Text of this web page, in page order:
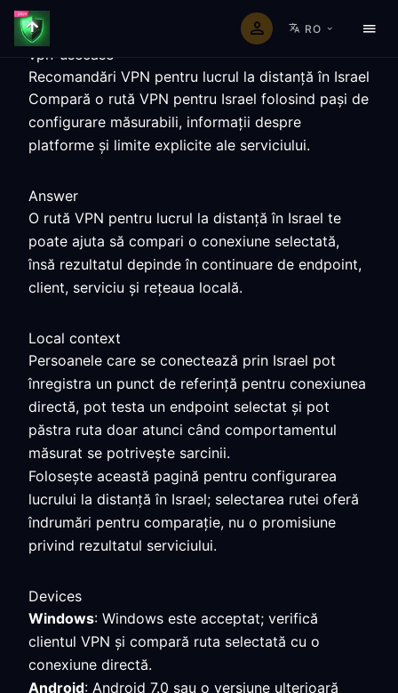
RO
vpn-usecase
Recomandări VPN pentru lucrul la distanță în Israel
Compară o rută VPN pentru Israel folosind pași de
configurare măsurabili, informații despre
platforme și limite explicite ale serviciului.
Answer
O rută VPN pentru lucrul la distanță în Israel te
poate ajuta să compari o conexiune selectată,
însă rezultatul depinde în continuare de endpoint,
client, serviciu și rețeaua locală.
Local context
Persoanele care se conectează prin Israel pot
înregistra un punct de referință pentru conexiunea
directă, pot testa un endpoint selectat și pot
păstra ruta doar atunci când comportamentul
măsurat se potrivește sarcinii.
Folosește această pagină pentru configurarea
lucrului la distanță în Israel; selectarea rutei oferă
îndrumări pentru comparație, nu o promisiune
privind rezultatul serviciului.
Devices
Windows: Windows este acceptat; verifică
clientul VPN și compară ruta selectată cu o
conexiune directă.
Android: Android 7.0 sau o versiune ulterioară